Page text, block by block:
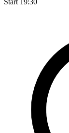
Start 19:30